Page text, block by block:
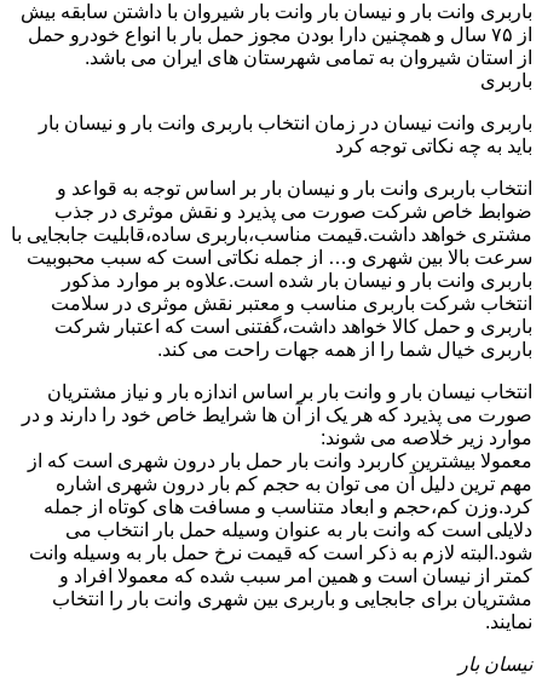
باربری وانت بار و نیسان بار وانت بار شیروان با داشتن سابقه بیش
از ۷۵ سال و همچنین دارا بودن مجوز حمل بار با انواع خودرو حمل
از استان شیروان به تمامی شهرستان های ایران می باشد.
باربری
باربری وانت نیسان در زمان انتخاب باربری وانت بار و نیسان بار
باید به چه نکاتی توجه کرد
انتخاب باربری وانت بار و نیسان بار بر اساس توجه به قواعد و
ضوابط خاص شرکت صورت می پذیرد و نقش موثری در جذب
مشتری خواهد داشت.قیمت مناسب،باربری ساده،قابلیت جابجایی با
سرعت بالا بین شهری و… از جمله نکاتی است که سبب محبوبیت
باربری وانت بار و نیسان بار شده است.علاوه بر موارد مذکور
انتخاب شرکت باربری مناسب و معتبر نقش موثری در سلامت
باربری و حمل کالا خواهد داشت،گفتنی است که اعتبار شرکت
باربری خیال شما را از همه جهات راحت می کند.
انتخاب نیسان بار و وانت بار بر اساس اندازه بار و نیاز مشتریان
صورت می پذیرد که هر یک از آن ها شرایط خاص خود را دارند و در
موارد زیر خلاصه می شوند:
معمولا بیشترین کاربرد وانت بار حمل بار درون شهری است که از
مهم ترین دلیل آن می توان به حجم کم بار درون شهری اشاره
کرد.وزن کم،حجم و ابعاد متناسب و مسافت های کوتاه از جمله
دلایلی است که وانت بار به عنوان وسیله حمل بار انتخاب می
شود.البته لازم به ذکر است که قیمت نرخ حمل بار به وسیله وانت
کمتر از نیسان است و همین امر سبب شده که معمولا افراد و
مشتریان برای جابجایی و باربری بین شهری وانت بار را انتخاب
نمایند.
نیسان بار